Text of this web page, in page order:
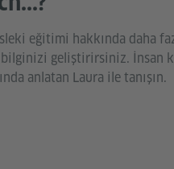
eğitimi hakkında daha
geliştirirsiniz. İnsan
anlatan Laura ile tanışın.